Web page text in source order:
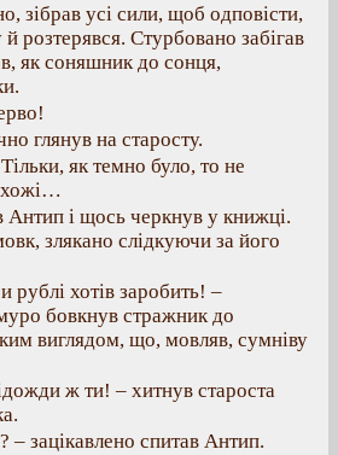
зібрав усі сили, щоб одповісти,
розтерявся. Стурбовано забігав
як соняшник до сонця,
глянув на старосту.
як темно було, то не
і щось черкнув у книжці.
злякано слідкуючи за його
рублі хотів заробить! –
бовкнув стражник до
виглядом, що, мовляв, сумніву
ж ти! – хитнув староста
– зацікавлено спитав Антип.